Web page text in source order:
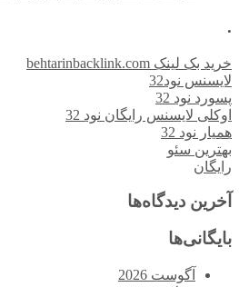
.
خرید بک لینک behtarinbacklink.com
لایسنس نود32
پسورد نود 32
اوکلی لایسنس رایگان نود 32
همیار نود 32
بهترین سئو
رایگان
آخرین دیدگاه‌ها
بایگانی‌ها
آگوست 2026